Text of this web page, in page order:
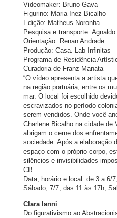
Videomaker: Bruno Gava
Figurino: Maria Inez Bicalho
Edição: Matheus Noronha
Pesquisa e transporte: Agnaldo
Orientação: Renan Andrade
Produção: Casa. Lab Infinitas
Programa de Residência
Curadoria de Franz Manata
“O vídeo apresenta a artista
na região portuária, entre os
mar. O local foi escolhido
escravizados no período
serem vendidos. Onde você
Charlene Bicalho na cidade
abrigam o cerne dos
sociedade. Após a elaboração
espaço com o próprio corpo,
silêncios e invisibilidades
CB
Data, horário e local: de 3 a 6/
Sábado, 7/7, das 11 às 17h,
Clara Ianni
Do figurativismo ao